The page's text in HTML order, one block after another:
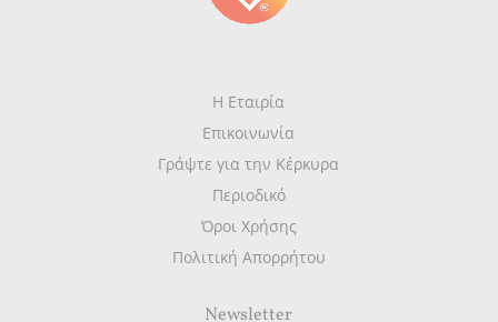
Η Εταιρία
Επικοινωνία
Γράψτε για την Κέρκυρα
Περιοδικό
Όροι Χρήσης
Πολιτική Απορρήτου
Newsletter